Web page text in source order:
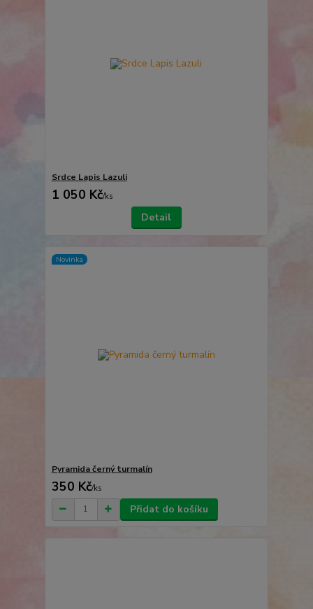
Srdce Lapis Lazuli
1 050 Kč/ks
Detail
Novinka
Pyramida černý turmalín
350 Kč/ks
Přidat do košíku